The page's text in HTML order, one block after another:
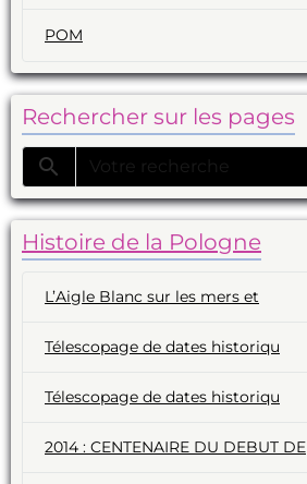
POM
Rechercher sur les pages
Histoire de la Pologne
L’Aigle Blanc sur les mers et
Télescopage de dates historiqu
Télescopage de dates historiqu
2014 : CENTENAIRE DU DEBUT DE